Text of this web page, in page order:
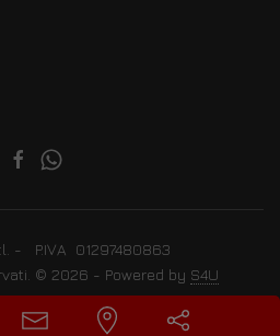
- P.IVA 01297480863
© 2026 - Powered by S4U